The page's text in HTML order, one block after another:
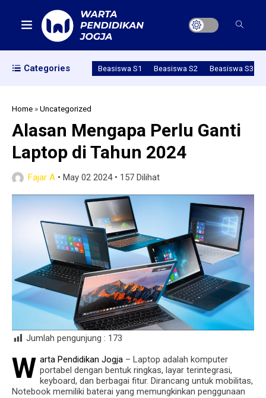
Categories Beasiswa S1 Beasiswa S2 Beasiswa S3
Home »Uncategorized
Alasan Mengapa Perlu Ganti
Laptop di Tahun 2024
Fajar A • May 02 2024• 157 Dilihat
Jumlah pengunjung : 173
W arta Pendidikan Jogja – Laptop adalah komputer
portabel dengan bentuk ringkas, layar terintegrasi,
keyboard, dan berbagai fitur. Dirancang untuk mobilitas,
Notebook memiliki baterai yang memungkinkan penggunaan